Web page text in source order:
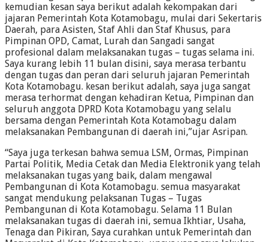
kemudian kesan saya berikut adalah kekompakan dari
jajaran Pemerintah Kota Kotamobagu, mulai dari Sekertaris
Daerah, para Asisten, Staf Ahli dan Staf Khusus, para
Pimpinan OPD, Camat, Lurah dan Sangadi sangat
profesional dalam melaksanakan tugas – tugas selama ini.
Saya kurang lebih 11 bulan disini, saya merasa terbantu
dengan tugas dan peran dari seluruh jajaran Pemerintah
Kota Kotamobagu. kesan berikut adalah, saya juga sangat
merasa terhormat dengan kehadiran Ketua, Pimpinan dan
seluruh anggota DPRD Kota Kotamobagu yang selalu
bersama dengan Pemerintah Kota Kotamobagu dalam
melaksanakan Pembangunan di daerah ini,”ujar Asripan.
“Saya juga terkesan bahwa semua LSM, Ormas, Pimpinan
Partai Politik, Media Cetak dan Media Elektronik yang telah
melaksanakan tugas yang baik, dalam mengawal
Pembangunan di Kota Kotamobagu. semua masyarakat
sangat mendukung pelaksanan Tugas – Tugas
Pembangunan di Kota Kotamobagu. Selama 11 Bulan
melaksanakan tugas di daerah ini, semua Ikhtiar, Usaha,
Tenaga dan Pikiran, Saya curahkan untuk Pemerintah dan